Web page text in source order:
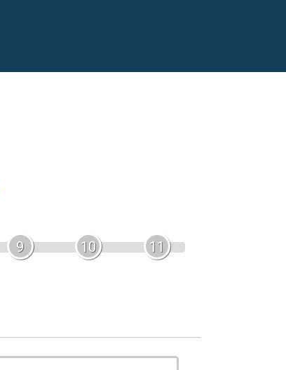
9 10 11